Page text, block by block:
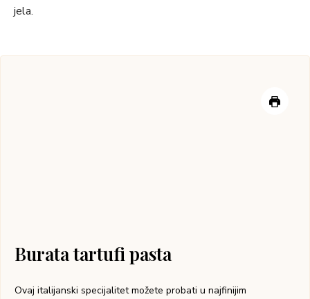
jela.
Burata tartufi pasta
Ovaj italijanski specijalitet možete probati u najfinijim